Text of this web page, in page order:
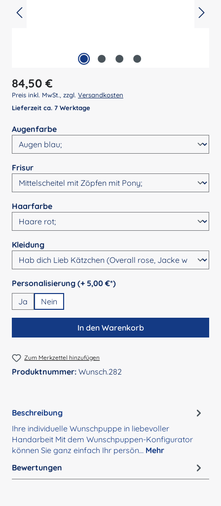
Regulärer Preis:
84,50 €
Preis inkl. MwSt., zzgl. Versandkosten
Lieferzeit ca. 7 Werktage
Augenfarbeauswählen
Frisurauswählen
Haarfarbeauswählen
Kleidungauswählen
Personalisierung (+ 5,00 €*)auswählen
Ja
Nein
In den Warenkorb
Zum Merkzettel hinzufügen
Produktnummer: Wunsch.282
Beschreibung
Ihre individuelle Wunschpuppe in liebevoller
Handarbeit Mit dem Wunschpuppen-Konfigurator
können Sie ganz einfach Ihr persön… Mehr
Bewertungen